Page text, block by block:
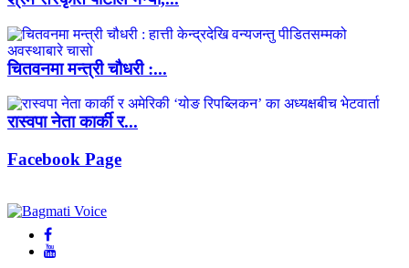
चितवनमा मन्त्री चौधरी :...
रास्वपा नेता कार्की र...
Facebook Page